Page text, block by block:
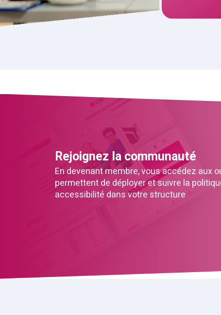
Rejoignez la communauté
En devenant membre, vous accédez aux
permettent de déployer et suivre la
accessibilité dans votre structure